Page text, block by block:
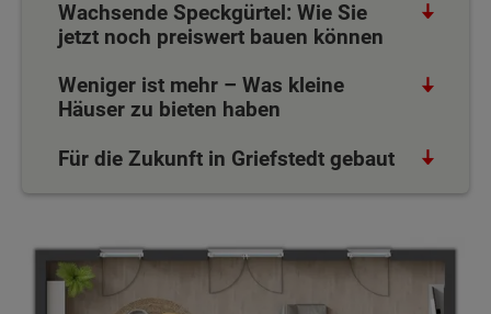
Wachsende Speckgürtel: Wie Sie
jetzt noch preiswert bauen können
Weniger ist mehr – Was kleine
Häuser zu bieten haben
Für die Zukunft in Griefstedt gebaut